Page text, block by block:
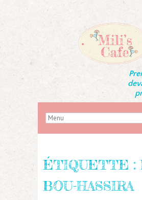
ÉTIQUETTE :
BOU-HASSIRA